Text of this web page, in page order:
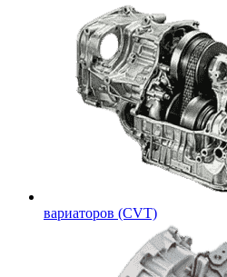
вариаторов (CVT)